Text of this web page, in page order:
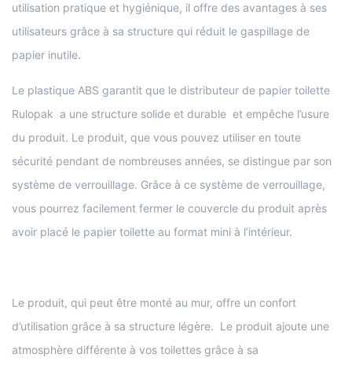
utilisation pratique et hygiénique, il offre des avantages à ses
utilisateurs grâce à sa structure qui réduit le gaspillage de
papier inutile.
Le plastique ABS garantit que le distributeur de papier toilette
Rulopak a une structure solide et durable et empêche l’usure
du produit. Le produit, que vous pouvez utiliser en toute
sécurité pendant de nombreuses années, se distingue par son
système de verrouillage. Grâce à ce système de verrouillage,
vous pourrez facilement fermer le couvercle du produit après
avoir placé le papier toilette au format mini à l’intérieur.
Le produit, qui peut être monté au mur, offre un confort
d’utilisation grâce à sa structure légère. Le produit ajoute une
atmosphère différente à vos toilettes grâce à sa